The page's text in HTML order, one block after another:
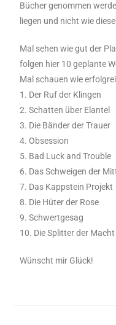
Bücher genommen
liegen und nicht wie
Mal sehen wie gut der
folgen hier 10 geplante
Mal schauen wie
1. Der Ruf der Klingen
2. Schatten über Elantel
3. Die Bänder der Trauer
4. Obsession
5. Bad Luck and Trouble
6. Das Schweigen der
7. Das Kappstein Projekt
8. Die Hüter der Rose
9. Schwertgesag
10. Die Splitter der Macht
Wünscht mir Glück!